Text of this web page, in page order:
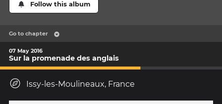
Follow this album
Go to chapter
07 May 2016
Sur la promenade des anglais
Issy-les-Moulineaux, France